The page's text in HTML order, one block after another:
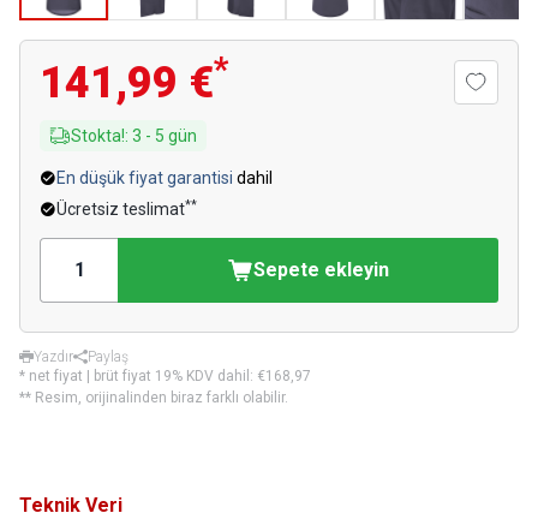
141,99 €*
Stokta!: 3 - 5 gün
En düşük fiyat garantisi dahil
Ücretsiz teslimat**
Sepete ekleyin
Yazdır
Paylaş
* net fiyat | brüt fiyat 19% KDV dahil: €168,97
** Resim, orijinalinden biraz farklı olabilir.
Teknik Veri